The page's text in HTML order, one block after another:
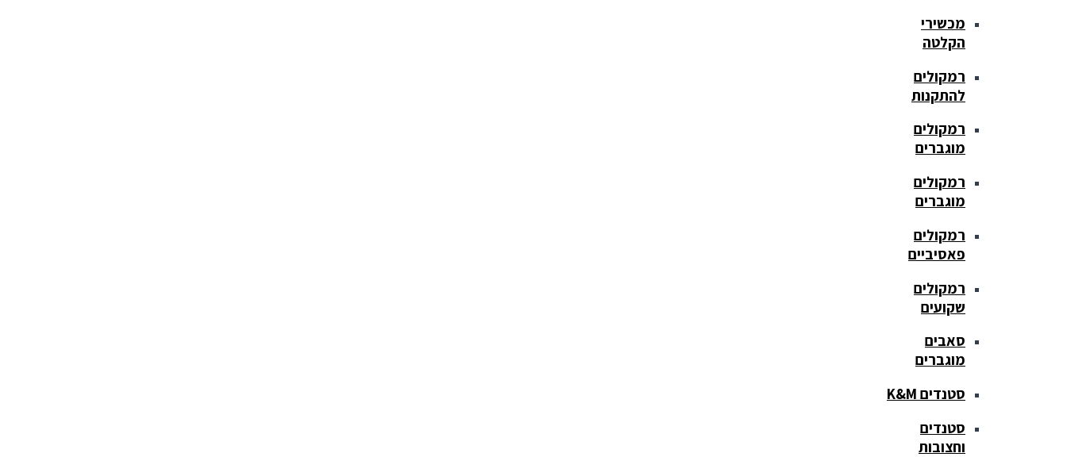
מכשירי
הקלטה
רמקולים
להתקנות
רמקולים
מוגברים
רמקולים
מוגברים
רמקולים
פאסיביים
רמקולים
שקועים
סאבים
מוגברים
סטנדים K&M
סטנדים
וחצובות